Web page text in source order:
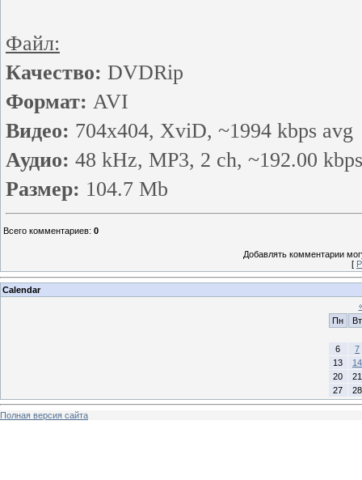
Файл:
Качество: DVDRip
Формат: AVI
Видео: 704x404, XviD, ~1994 kbps avg
Аудио: 48 kHz, MP3, 2 ch, ~192.00
Размер: 104.7 Mb
Всего комментариев: 0
Добавлять комментарии
[
Calendar
Пн
Вт
6
7
13
14
20
21
27
28
Полная версия сайта